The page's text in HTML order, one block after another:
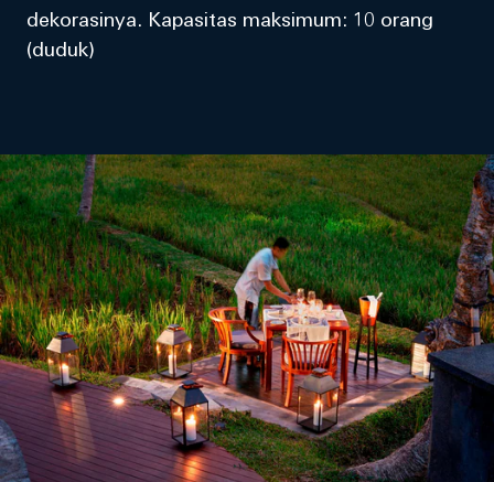
dekorasinya. Kapasitas maksimum: 10 orang
(duduk)